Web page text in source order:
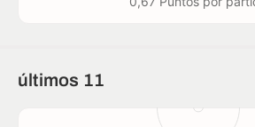
últimos 11